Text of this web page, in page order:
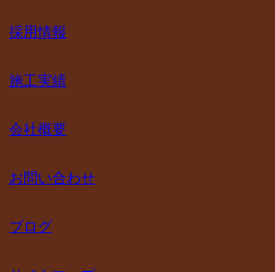
採用情報
施工実績
会社概要
お問い合わせ
ブログ